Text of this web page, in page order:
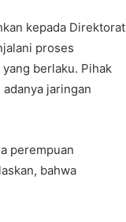
kepada Direktorat
proses
berlaku. Pihak
jaringan
perempuan
bahwa